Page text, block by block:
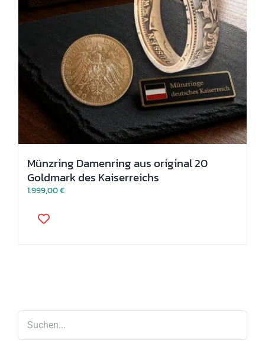
Münzring Damenring aus original 20
Goldmark des Kaiserreichs
1.999,00€
Produkt
Produktseite
gewählt